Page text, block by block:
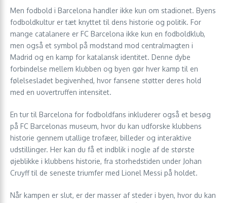
Men fodbold i Barcelona handler ikke kun om stadionet. Byens
fodboldkultur er tæt knyttet til dens historie og politik. For
mange catalanere er FC Barcelona ikke kun en fodboldklub,
men også et symbol på modstand mod centralmagten i
Madrid og en kamp for katalansk identitet. Denne dybe
forbindelse mellem klubben og byen gør hver kamp til en
følelsesladet begivenhed, hvor fansene støtter deres hold
med en uovertruffen intensitet.
En tur til Barcelona for fodboldfans inkluderer også et besøg
på FC Barcelonas museum, hvor du kan udforske klubbens
historie gennem utallige trofæer, billeder og interaktive
udstillinger. Her kan du få et indblik i nogle af de største
øjeblikke i klubbens historie, fra storhedstiden under Johan
Cruyff til de seneste triumfer med Lionel Messi på holdet.
Når kampen er slut, er der masser af steder i byen, hvor du kan